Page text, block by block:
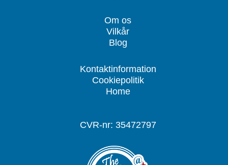
Om os
Vilkår
Blog
Kontaktinformation
Cookiepolitik
Home
CVR-nr: 35472797